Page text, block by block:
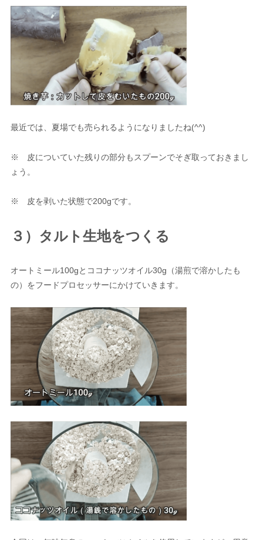
最近では、夏場でも売られるようになりましたね(^^)
※ 皮についていた残りの部分もスプーンでそぎ取っておきまし
ょう。
※ 皮を剥いた状態で200gです。
３）タルト生地をつくる
オートミール100gとココナッツオイル30g（湯煎で溶かしたも
の）をフードプロセッサーにかけていきます。